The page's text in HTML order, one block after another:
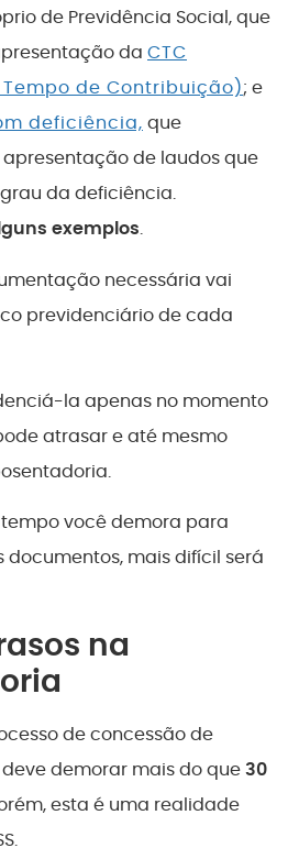
de Previdência Social, que
da CTC
de Contribuição); e
deficiência, que
de laudos que
da deficiência.
exemplos.
necessária vai
previdenciário de cada
la apenas no momento
atrasar e até mesmo
você demora para
mais difícil será
na
de concessão de
demorar mais do que30
esta é uma realidade